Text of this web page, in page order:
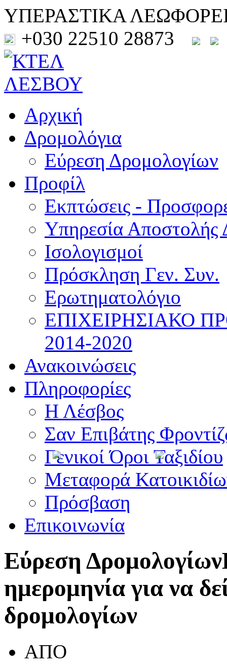
ΥΠΕΡΑΣΤΙΚΑ
+030 22510 28873
Αρχική
Δρομολόγια
Εύρεση Δρομολογίων
Προφίλ
Εκπτώσεις -
Υπηρεσία Αποστολής
Ισολογισμοί
Πρόσκληση Γεν. Συν.
Ερωτηματολόγιο
ΕΠΙΧΕΙΡΗΣΙΑΚΟ
2014-2020
Ανακοινώσεις
Πληροφορίες
Η Λέσβος
Σαν Επιβάτης
Γενικοί Όροι Ταξιδίου
Μεταφορά
Πρόσβαση
Επικοινωνία
Εύρεση Δρομολογίων
ημερομηνία για να
δρομολογίων
ΑΠΟ